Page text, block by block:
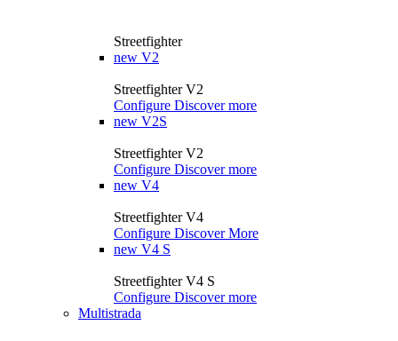
Streetfighter
new V2
Streetfighter V2
Configure Discover more
new V2S
Streetfighter V2
Configure Discover more
new V4
Streetfighter V4
Configure Discover More
new V4 S
Streetfighter V4 S
Configure Discover more
Multistrada